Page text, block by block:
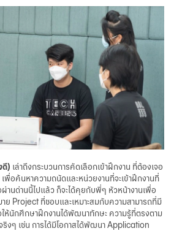
ดี) เล่าถึงกระบวนการคัดเลือกเข้าฝึกงาน ที่ต้องเจอ
อค้นหาความถนัดและหน่วยงานที่จะเข้าฝึกงานที่
ผ่านด่านนี้ไปแล้ว ก็จะได้คุยกับพี่ๆ หัวหน้างานเพื่อ
Project ที่ชอบและเหมาะสมกับความสามารถที่มี
ให้นักศึกษาฝึกงานได้พัฒนาทักษะ ความรู้ที่ตรงตาม
ริงๆ เช่น การได้มีโอกาสได้พัฒนา Application